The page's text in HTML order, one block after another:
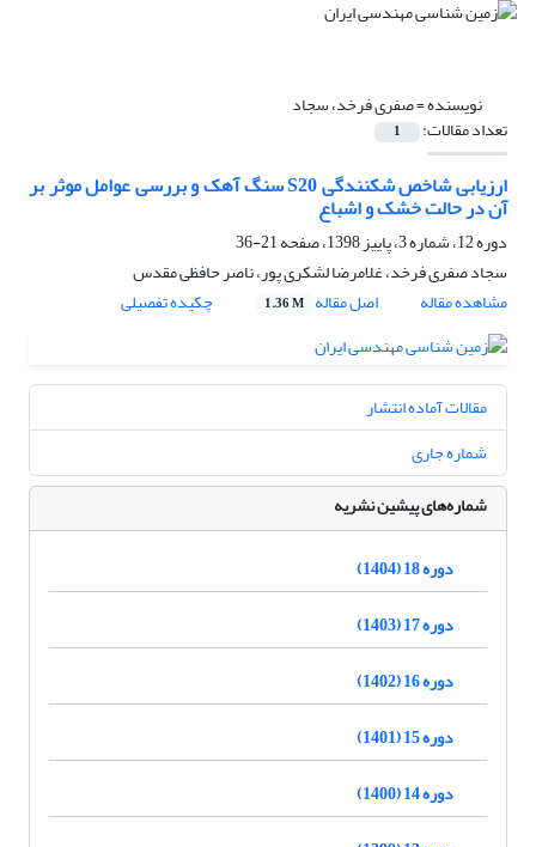
نویسنده =صفری فرخد، سجاد
تعداد مقالات: 1
ارزیابی شاخص شکنندگی S20 سنگ آهک و بررسی عوامل موثر بر
آن در حالت خشک و اشباع
دوره 12، شماره 3، پاییز 1398، صفحه
21-36
سجاد صفری فرخد، غلامرضا لشکری پور، ناصر حافظی مقدس
مشاهده مقاله
اصل مقاله 1.36 M چکیده تفصیلی
مقالات آماده انتشار
شماره جاری
شماره‌های پیشین نشریه
دوره 18 (1404)
دوره 17 (1403)
دوره 16 (1402)
دوره 15 (1401)
دوره 14 (1400)